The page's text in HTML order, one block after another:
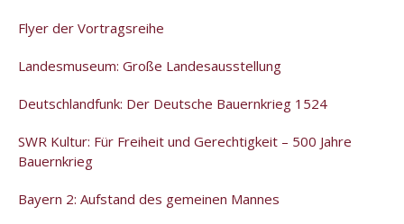
Flyer der Vortragsreihe
Landesmuseum: Große Landesausstellung
Deutschlandfunk: Der Deutsche Bauernkrieg 1524
SWR Kultur: Für Freiheit und Gerechtigkeit – 500 Jahre
Bauernkrieg
Bayern 2: Aufstand des gemeinen Mannes